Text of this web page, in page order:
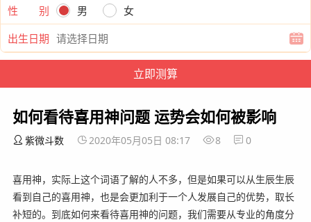
性 别
男
女
出生日期
如何看待喜用神问题 运势会如何被影响
紫微斗数 2020年05月05日 08:17 8 0
喜用神，实际上这个词语了解的人不多，但是如果可以从生辰生辰
看到自己的喜用神，也是会更加利于一个人发展自己的优势，取长
补短的。到底如何来看待喜用神的问题，我们需要从专业的角度分